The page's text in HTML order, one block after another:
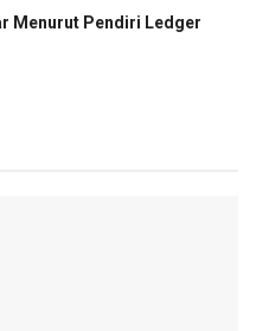
Menurut Pendiri Ledger